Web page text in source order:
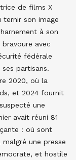
de films X
son image
à son
avec
fédérale
partisans.
2020, où la
et 2024 fournit
une
avait réuni 81
: où sont
une presse
et hostile